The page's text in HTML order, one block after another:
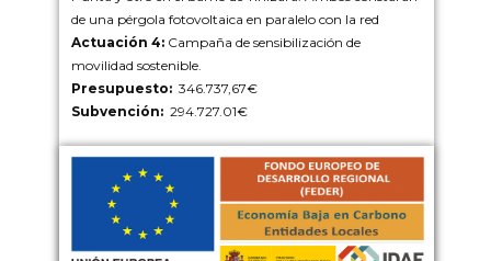
de una pérgola fotovoltaica en paralelo con la red
Actuación 4: Campaña de sensibilización de
movilidad sostenible.
Presupuesto: 346.737,67€
Subvención: 294.727.01€